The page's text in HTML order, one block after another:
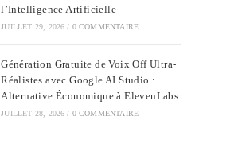
l’Intelligence Artificielle
JUILLET 29, 2026 / 0 COMMENTAIRE
Génération Gratuite de Voix Off Ultra-
Réalistes avec Google AI Studio :
Alternative Économique à ElevenLabs
JUILLET 28, 2026 / 0 COMMENTAIRE